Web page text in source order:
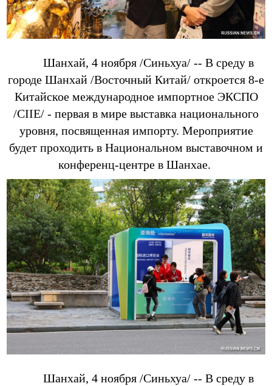
Шанхай, 4 ноября /Синьхуа/ -- В среду в
городе Шанхай /Восточный Китай/ откроется 8-е
Китайское международное импортное ЭКСПО
/CIIE/ - первая в мире выставка национального
уровня, посвященная импорту. Мероприятие
будет проходить в Национальном выставочном и
конференц-центре в Шанхае.
Шанхай, 4 ноября /Синьхуа/ -- В среду в